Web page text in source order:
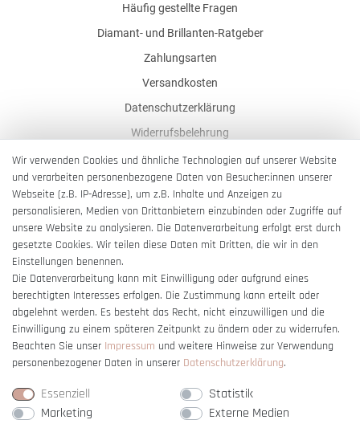
Häufig gestellte Fragen
Diamant- und Brillanten-Ratgeber
Zahlungsarten
Versandkosten
Datenschutzerklärung
Widerrufsbelehrung
AGB
Impressum
Barrierefreiheitserklärung
Vertrag widerrufen
Wir verwenden Cookies und ähnliche Technologien auf unserer Website
und verarbeiten personenbezogene Daten von Besucher:innen unserer
Webseite (z.B. IP-Adresse), um z.B. Inhalte und Anzeigen zu
personalisieren, Medien von Drittanbietern einzubinden oder Zugriffe auf
unsere Website zu analysieren. Die Datenverarbeitung erfolgt erst durch
gesetzte Cookies. Wir teilen diese Daten mit Dritten, die wir in den
Einstellungen benennen.
Die Datenverarbeitung kann mit Einwilligung oder aufgrund eines
berechtigten Interesses erfolgen. Die Zustimmung kann erteilt oder
abgelehnt werden. Es besteht das Recht, nicht einzuwilligen und die
Einwilligung zu einem späteren Zeitpunkt zu ändern oder zu widerrufen.
Beachten Sie unser Impressum und weitere Hinweise zur Verwendung
personenbezogener Daten in unserer Daten­schutz­erklärung.
Essenziell
Statistik
Marketing
Externe Medien